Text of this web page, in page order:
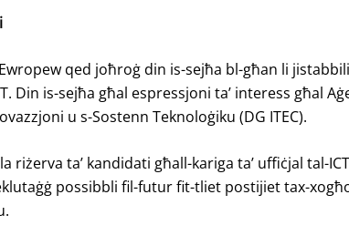
qed joħroġ din is-sejħa bl-għan li
Din is-sejħa għal espressjoni ta’ interess għal
u s-Sostenn Teknoloġiku (DG ITEC).
riżerva ta’ kandidati għall-kariga ta’ uffiċjal tal-
possibbli fil-futur fit-tliet postijiet tax-